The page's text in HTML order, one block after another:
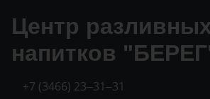
Центр
напитков
+7 (3466) 23‒31‒31